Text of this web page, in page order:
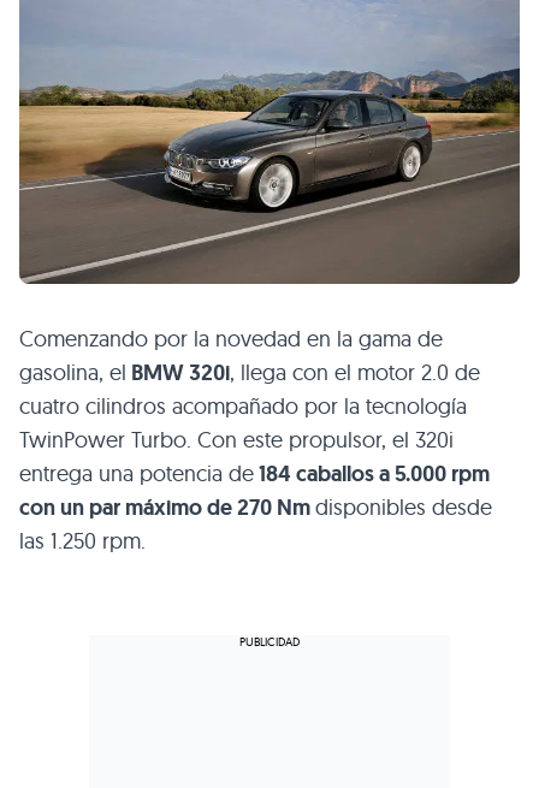
Comenzando por la novedad en la gama de
gasolina, el BMW 320i, llega con el motor 2.0 de
cuatro cilindros acompañado por la tecnología
TwinPower Turbo. Con este propulsor, el 320i
entrega una potencia de184 caballos a 5.000 rpm
con un par máximo de 270 Nmdisponibles desde
las 1.250 rpm.